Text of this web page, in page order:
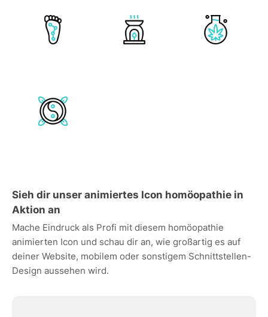
Sieh dir unser animiertes Icon homöopathie in
Aktion an
Mache Eindruck als Profi mit diesem homöopathie
animierten Icon und schau dir an, wie großartig es auf
deiner Website, mobilem oder sonstigem Schnittstellen-
Design aussehen wird.